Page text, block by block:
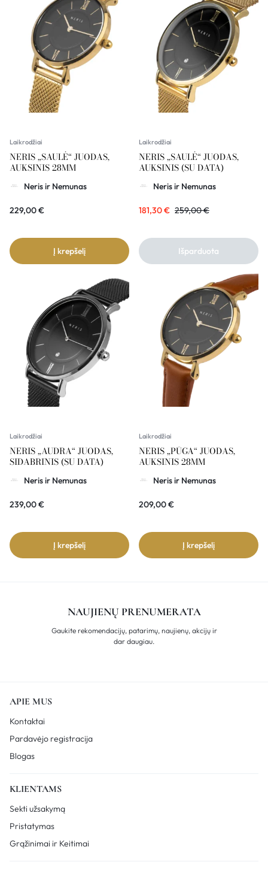
Laikrodžiai
NERIS „SAULĖ“ JUODAS,
AUKSINIS 28MM
Neris ir Nemunas
229,00€
Į krepšelį
Laikrodžiai
NERIS „SAULĖ“ JUODAS,
AUKSINIS (SU DATA)
Neris ir Nemunas
181,30€ 259,00€
Išparduota
Laikrodžiai
NERIS „AUDRA“ JUODAS,
SIDABRINIS (SU DATA)
Neris ir Nemunas
239,00€
Į krepšelį
Laikrodžiai
NERIS „PŪGA“ JUODAS,
AUKSINIS 28MM
Neris ir Nemunas
209,00€
Į krepšelį
NAUJIENŲ PRENUMERATA
Gaukite rekomendacijų, patarimų, naujienų, akcijų ir
dar daugiau.
APIE MUS
Kontaktai
Pardavėjo registracija
Blogas
KLIENTAMS
Sekti užsakymą
Pristatymas
Grąžinimai ir Keitimai